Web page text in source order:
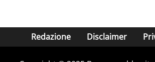
Redazione Disclaimer